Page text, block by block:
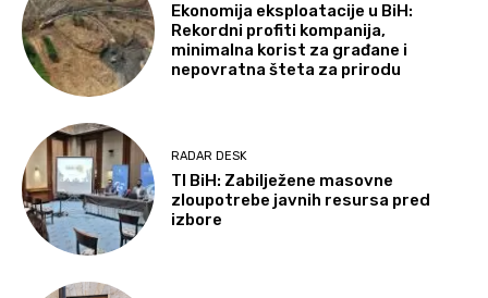
Ekonomija eksploatacije u BiH:
Rekordni profiti kompanija,
minimalna korist za građane i
nepovratna šteta za prirodu
RADAR DESK
TI BiH: Zabilježene masovne
zloupotrebe javnih resursa pred
izbore